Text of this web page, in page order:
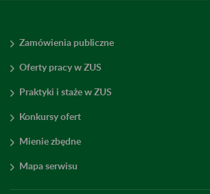
Zamówienia publiczne
Oferty pracy w ZUS
Praktyki i staże w ZUS
Konkursy ofert
Mienie zbędne
Mapa serwisu